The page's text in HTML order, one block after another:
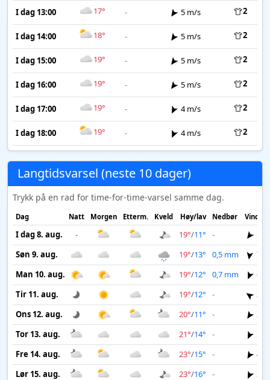
I dag 13:00 17° - 5 m/s 2
I dag 14:00 18° - 5 m/s 2
I dag 15:00 19° - 5 m/s 2
I dag 16:00 19° - 5 m/s 2
I dag 17:00 19° - 4 m/s 2
I dag 18:00 19° - 4 m/s 2
Langtidsvarsel (neste 10 dager)
Trykk på en rad for time-for-time-varsel samme dag.
Dag Natt Morgen Etterm. Kveld Høy/lav Nedbør Vind
I dag 8. aug. - 19°/11° -
5
Søn 9. aug.
19°/13° 0,5 mm
7
Man 10. aug.
19°/12° 0,7 mm
6
Tir 11. aug.
19°/12° -
3
Ons 12. aug.
20°/11° -
2
Tor 13. aug.
21°/14° -
5
Fre 14. aug.
23°/15° -
4
Lør 15. aug.
23°/16° -
3